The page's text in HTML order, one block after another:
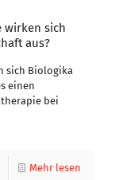
wirken sich
aus?
sich Biologika
einen
bei
Mehr lesen